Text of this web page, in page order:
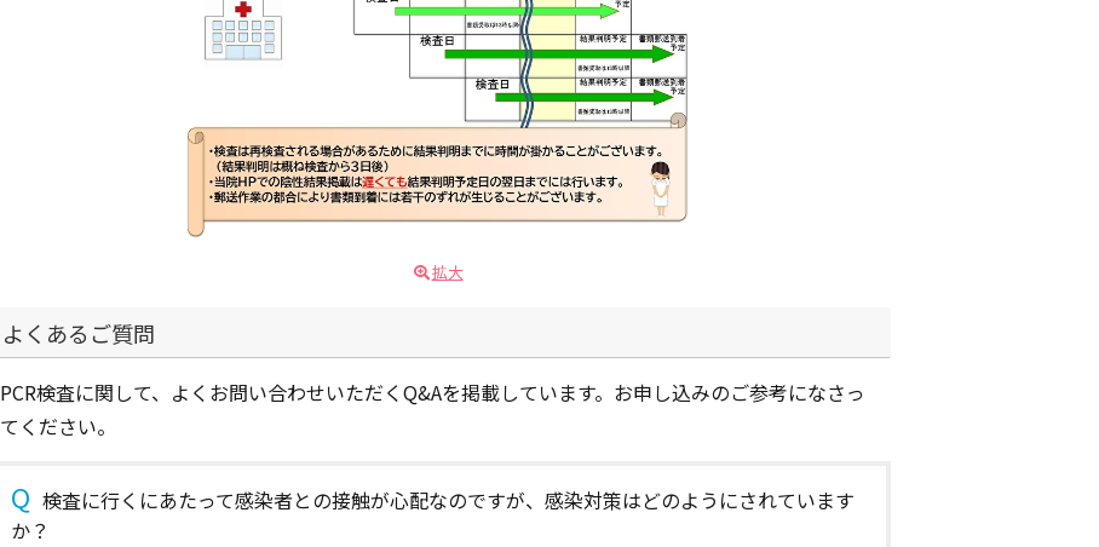
拡大
よくあるご質問
PCR検査に関して、よくお問い合わせいただくQ&Aを掲載しています。お申し込みのご参考になさっ
てください。
検査に行くにあたって感染者との接触が心配なのですが、感染対策はどのようにされています
か？